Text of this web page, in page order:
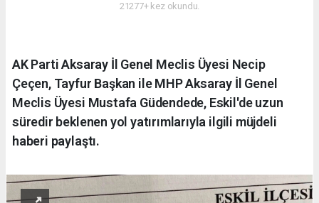
21277+ kez okundu.
AK Parti Aksaray İl Genel Meclis Üyesi Necip
Çeçen, Tayfur Başkan ile MHP Aksaray İl Genel
Meclis Üyesi Mustafa Güdendede, Eskil'de uzun
süredir beklenen yol yatırımlarıyla ilgili müjdeli
haberi paylaştı.